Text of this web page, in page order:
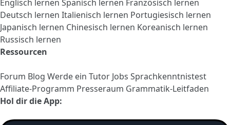
Englisch lernen Spanisch lernen Französisch lernen
Deutsch lernen Italienisch lernen Portugiesisch lernen
Japanisch lernen Chinesisch lernen Koreanisch lernen
Russisch lernen
Ressourcen
Forum Blog Werde ein Tutor Jobs Sprachkenntnistest
Affiliate-Programm Presseraum Grammatik-Leitfaden
Hol dir die App: